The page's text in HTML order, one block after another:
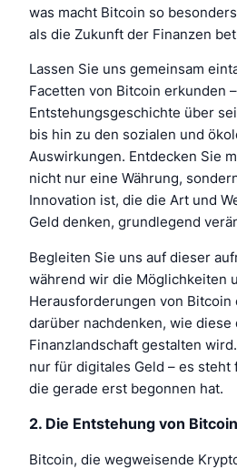
was macht Bitcoin so
als die Zukunft der Finanzen
Lassen Sie uns gemeinsam
Facetten von Bitcoin erkunden
Entstehungsgeschichte über
bis hin zu den sozialen und
Auswirkungen. Entdecken Sie
nicht nur eine Währung,
Innovation ist, die die Art und
Geld denken, grundlegend
Begleiten Sie uns auf dieser
während wir die Möglichkeiten
Herausforderungen von Bitcoin
darüber nachdenken, wie diese
Finanzlandschaft gestalten
nur für digitales Geld – es steht
die gerade erst begonnen hat.
2. Die Entstehung von Bitcoin
Bitcoin, die wegweisende